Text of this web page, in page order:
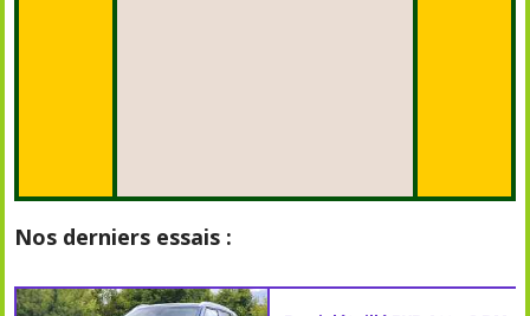
Nos derniers essais :